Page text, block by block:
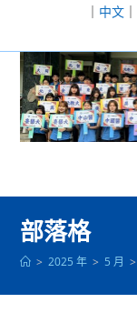
至
｜ 中文｜
部落格
> 2025 年 > 5 月 >